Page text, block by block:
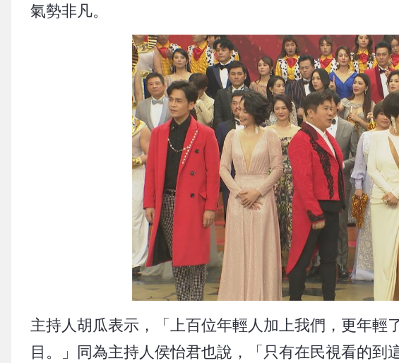
氣勢非凡。
主持人胡瓜表示，「上百位年輕人加上我們，更年輕
目。」同為主持人侯怡君也說，「只有在民視看的